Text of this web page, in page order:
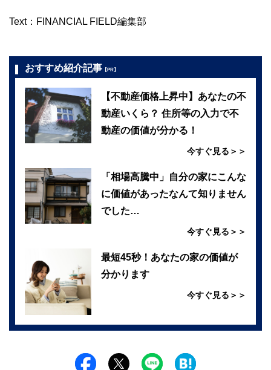
Text：FINANCIAL FIELD編集部
おすすめ紹介記事 【PR】
【不動産価格上昇中】あなたの不
動産いくら？ 住所等の入力で不
動産の価値が分かる！
今すぐ見る＞＞
「相場高騰中」自分の家にこんな
に価値があったなんて知りません
でした…
今すぐ見る＞＞
最短45秒！あなたの家の価値が
分かります
今すぐ見る＞＞